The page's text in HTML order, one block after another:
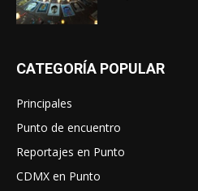
CATEGORÍA POPULAR
Principales
Punto de encuentro
Reportajes en Punto
CDMX en Punto